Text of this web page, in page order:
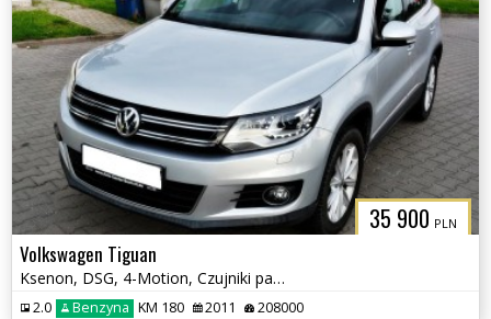
35 900 PLN
Volkswagen Tiguan
Ksenon, DSG, 4-Motion, Czujniki parkowania tył, Klimatyzacja, Hak
2.0 Benzyna KM 180 2011 208000